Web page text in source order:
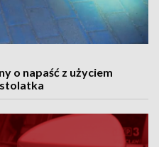
o napaść z użyciem